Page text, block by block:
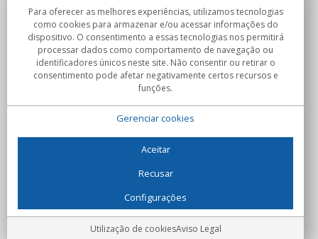
Sobre nosotros
Compromissos
Compras
C/Flassaders, 13, Nave 6, 08130 Santa Perpètua de Mogoda
(Barcelona) - Espanha
Locura Digital - Todos os direitos reservados
Para oferecer as melhores experiências, utilizamos tecnologias
como cookies para armazenar e/ou acessar informações do
dispositivo. O consentimento a essas tecnologias nos permitirá
processar dados como comportamento de navegação ou
identificadores únicos neste site. Não consentir ou retirar o
consentimento pode afetar negativamente certos recursos e
funções.
Gerenciar cookies
Aceitar
Recusar
Configurações
Utilização de cookiesAviso Legal